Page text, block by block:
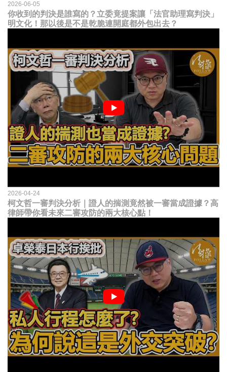
2026-06-05
你收到的判決是誰寫的？立委竟提案讓「法官助理寫判決」
明文化！那以後是不是乾脆連開庭都外包出去？
2026-04-24
柯文哲一審判決分析｜證人的揣測竟然被一審當成證據？高
律師帶你看未來二審攻防的兩大核心點！